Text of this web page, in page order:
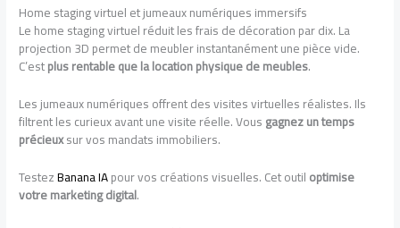
Home staging virtuel et jumeaux numériques immersifs
Le home staging virtuel réduit les frais de décoration par dix. La
projection 3D permet de meubler instantanément une pièce vide.
C’estplus rentable que la location physique de meubles.
Les jumeaux numériques offrent des visites virtuelles réalistes. Ils
filtrent les curieux avant une visite réelle. Vousgagnez un temps
précieuxsur vos mandats immobiliers.
TestezBanana IApour vos créations visuelles. Cet outiloptimise
votre marketing digital.